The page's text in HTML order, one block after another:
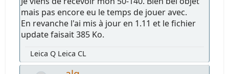
mais pas encore eu le temps de jouer avec.
En revanche l'ai mis à jour en 1.11 et le fichier
update faisait 385 Ko.
Leica Q Leica CL